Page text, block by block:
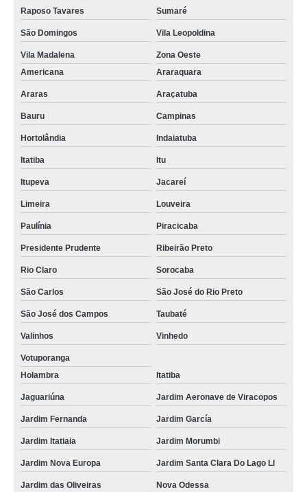
Raposo Tavares Sumaré
São Domingos Vila Leopoldina
Vila Madalena
Zona Oeste
Americana
Araraquara
Araras Araçatuba
Bauru Campinas
Hortolândia Indaiatuba
Itatiba Itu
Itupeva Jacareí
Limeira Louveira
Paulínia Piracicaba
Presidente Prudente Ribeirão Preto
Rio Claro Sorocaba
São Carlos São José do Rio Preto
São José dos Campos Taubaté
Valinhos Vinhedo
Votuporanga
Holambra
Itatiba
Jaguariúna Jardim Aeronave de Viracopos
Jardim Fernanda Jardim García
Jardim Itatiaia Jardim Morumbi
Jardim Nova Europa Jardim Santa Clara Do Lago Ll
Jardim das Oliveiras Nova Odessa